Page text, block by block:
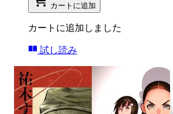
カートに追加
カートに追加しました
試し読み